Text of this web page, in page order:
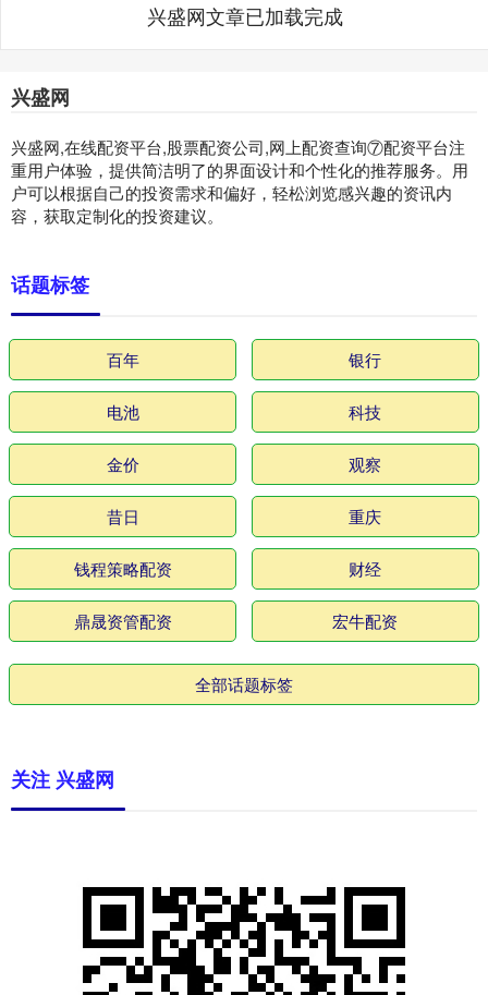
兴盛网文章已加载完成
兴盛网
兴盛网,在线配资平台,股票配资公司,网上配资查询⑦配资平台注
重用户体验，提供简洁明了的界面设计和个性化的推荐服务。用
户可以根据自己的投资需求和偏好，轻松浏览感兴趣的资讯内
容，获取定制化的投资建议。
话题标签
百年 银行
电池 科技
金价 观察
昔日 重庆
钱程策略配资 财经
鼎晟资管配资 宏牛配资
全部话题标签
关注 兴盛网